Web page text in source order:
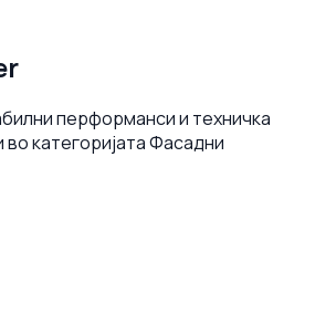
перформанси и техничка
категоријата Фасадни